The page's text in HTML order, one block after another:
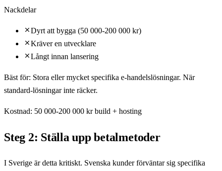
Nackdelar
Dyrt att bygga (50 000-200 000 kr)
Kräver en utvecklare
Långt innan lansering
Bäst för: Stora eller mycket specifika e-handelslösningar. När
standard-lösningar inte räcker.
Kostnad: 50 000-200 000 kr build + hosting
Steg 2: Ställa upp betalmetoder
I Sverige är detta kritiskt. Svenska kunder förväntar sig specifika